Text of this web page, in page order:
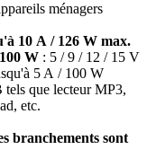
ménagers
10 A / 126 W max.
W : 5 / 9 / 12 / 15 V
5 A / 100 W
tels que lecteur MP3,
etc.
branchements sont